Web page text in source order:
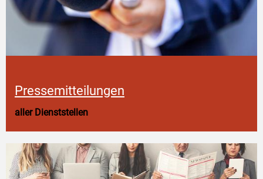
Pressemitteilungen
aller Dienststellen